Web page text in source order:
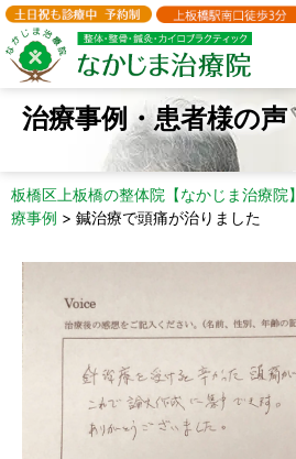
治療事例・患者様の声
板橋区上板橋の整体院【なかじま治療院】
療事例 > 鍼治療で頭痛が治りました